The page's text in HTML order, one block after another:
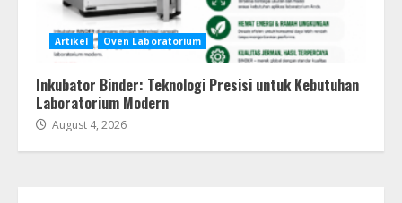
Artikel Oven Laboratorium
Inkubator Binder: Teknologi Presisi untuk Kebutuhan
Laboratorium Modern
August 4, 2026